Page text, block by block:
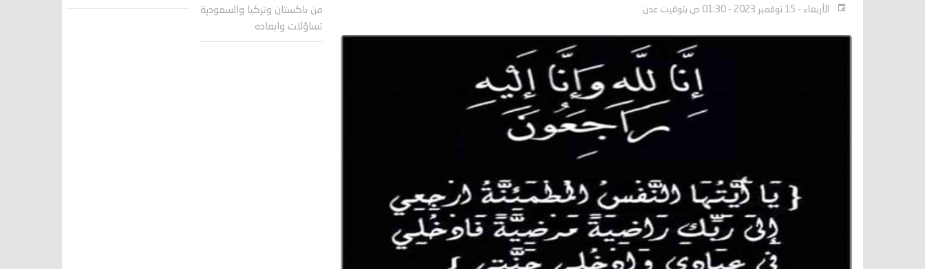
الأربعاء - 15 نوفمبر 2023 - 01:30 ص بتوقيت عدن
من باكستان وتركيا والسعودية
تساؤلات وابعاده